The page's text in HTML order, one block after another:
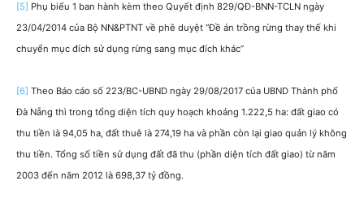
[5] Phụ biểu 1 ban hành kèm theo Quyết định 829/QĐ-BNN-TCLN ngày
23/04/2014 của Bộ NN&PTNT về phê duyệt “Đề án trồng rừng thay thế khi
chuyển mục đích sử dụng rừng sang mục đích khác”
[6] Theo Báo cáo số 223/BC-UBND ngày 29/08/2017 của UBND Thành phố
Đà Nẵng thì trong tổng diện tích quy hoạch khoảng 1.222,5 ha: đất giao có
thu tiền là 94,05 ha, đất thuê là 274,19 ha và phần còn lại giao quản lý không
thu tiền. Tổng số tiền sử dụng đất đã thu (phần diện tích đất giao) từ năm
2003 đến năm 2012 là 698,37 tỷ đồng.